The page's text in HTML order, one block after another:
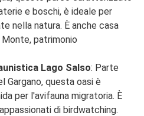
e boschi, è ideale per
nella natura. È anche casa
patrimonio
Lago Salso: Parte
Gargano, questa oasi è
per l'avifauna migratoria. È
di birdwatching.